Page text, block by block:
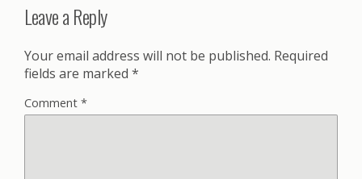
Leave a Reply
Your email address will not be published. Required
fields are marked *
Comment *